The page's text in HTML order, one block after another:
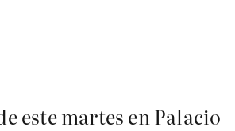
este martes en Palacio